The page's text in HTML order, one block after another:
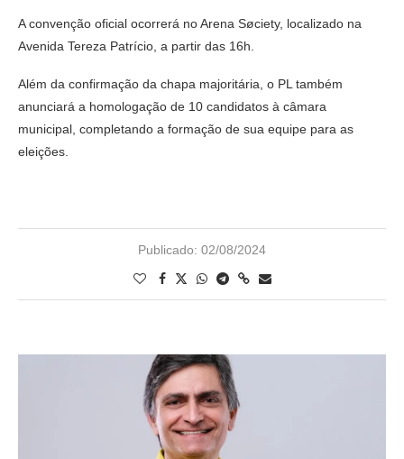
A convenção oficial ocorrerá no Arena Søciety, localizado na
Avenida Tereza Patrício, a partir das 16h.
Além da confirmação da chapa majoritária, o PL também
anunciará a homologação de 10 candidatos à câmara
municipal, completando a formação de sua equipe para as
eleições.
Publicado: 02/08/2024